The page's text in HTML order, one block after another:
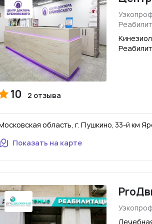
10 2 отзыва
область, г. Пушкино, 33-й км
Показать на карте